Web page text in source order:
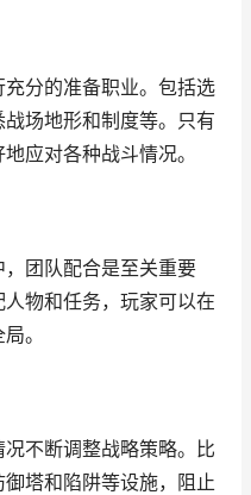
分的准备职业。包括选
场地形和制度等。只有
应对各种战斗情况。
团队配合是至关重要
物和任务，玩家可以在
。
不断调整战略策略。比
塔和陷阱等设施，阻止